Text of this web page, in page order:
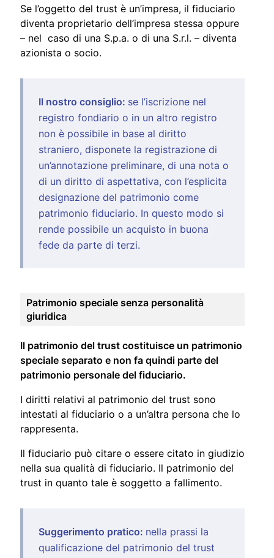
Se l’oggetto del trust è un’impresa, il fiduciario
diventa proprietario dell’impresa stessa oppure
– nel caso di una S.p.a. o di una S.r.l. – diventa
azionista o socio.
Il nostro consiglio: se l’iscrizione nel
registro fondiario o in un altro registro
non è possibile in base al diritto
straniero, disponete la registrazione di
un’annotazione preliminare, di una nota o
di un diritto di aspettativa, con l’esplicita
designazione del patrimonio come
patrimonio fiduciario. In questo modo si
rende possibile un acquisto in buona
fede da parte di terzi.
Patrimonio speciale senza personalità
giuridica
Il patrimonio del trust costituisce un patrimonio
speciale separato e non fa quindi parte del
patrimonio personale del fiduciario.
I diritti relativi al patrimonio del trust sono
intestati al fiduciario o a un’altra persona che lo
rappresenta.
Il fiduciario può citare o essere citato in giudizio
nella sua qualità di fiduciario. Il patrimonio del
trust in quanto tale è soggetto a fallimento.
Suggerimento pratico: nella prassi la
qualificazione del patrimonio del trust